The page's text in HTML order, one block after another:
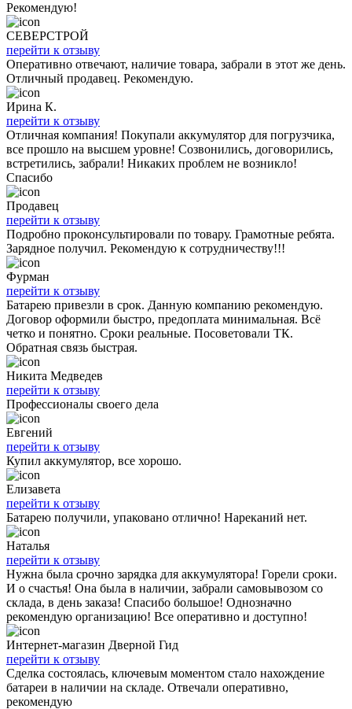
Рекомендую!
СЕВЕРСТРОЙ
перейти к отзыву
Оперативно отвечают, наличие товара, забрали в этот же день.
Отличный продавец. Рекомендую.
Ирина К.
перейти к отзыву
Отличная компания! Покупали аккумулятор для погрузчика,
все прошло на высшем уровне! Созвонились, договорились,
встретились, забрали! Никаких проблем не возникло!
Спасибо
Продавец
перейти к отзыву
Подробно проконсультировали по товару. Грамотные ребята.
Зарядное получил. Рекомендую к сотрудничеству!!!
Фурман
перейти к отзыву
Батарею привезли в срок. Данную компанию рекомендую.
Договор оформили быстро, предоплата минимальная. Всё
четко и понятно. Сроки реальные. Посоветовали ТК.
Обратная связь быстрая.
Никита Медведев
перейти к отзыву
Профессионалы своего дела
Евгений
перейти к отзыву
Купил аккумулятор, все хорошо.
Елизавета
перейти к отзыву
Батарею получили, упаковано отлично! Нареканий нет.
Наталья
перейти к отзыву
Нужна была срочно зарядка для аккумулятора! Горели сроки.
И о счастья! Она была в наличии, забрали самовывозом со
склада, в день заказа! Спасибо большое! Однозначно
рекомендую организацию! Все оперативно и доступно!
Интернет-магазин Дверной Гид
перейти к отзыву
Сделка состоялась, ключевым моментом стало нахождение
батареи в наличии на складе. Отвечали оперативно,
рекомендую